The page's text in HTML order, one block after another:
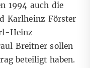
1994 auch die
Karlheinz Förster
Heinz
Breitner sollen
beteiligt haben.